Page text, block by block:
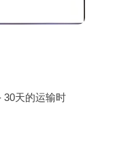
30天的运输时